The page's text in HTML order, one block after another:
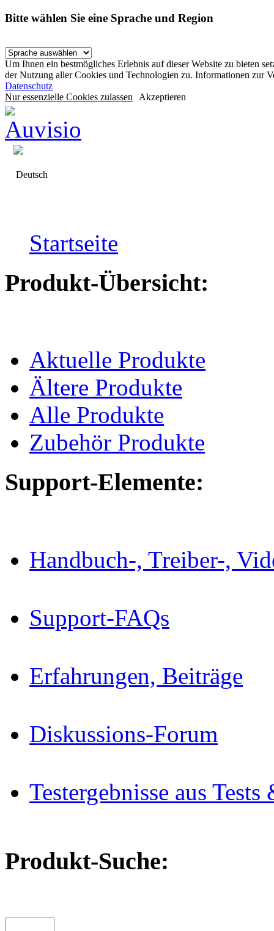
Bitte wählen Sie eine Sprache und Region
Um Ihnen ein bestmögliches Erlebnis auf dieser Website zu bieten
der Nutzung aller Cookies und Technologien zu. Informationen zur
Datenschutz
Nur essenzielle Cookies zulassen Akzeptieren
Deutsch
Startseite
Produkt-Übersicht:
Aktuelle Produkte
Ältere Produkte
Alle Produkte
Zubehör Produkte
Support-Elemente:
Handbuch-, Treiber-,
Support-FAQs
Erfahrungen, Beiträge
Diskussions-Forum
Testergebnisse aus
Produkt-Suche: